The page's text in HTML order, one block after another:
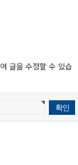
글을 수정할 수 있습